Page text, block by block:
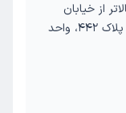
از خیابان
هاشمی، نبش کوچه طباطبایی، پلاک 442، واحد